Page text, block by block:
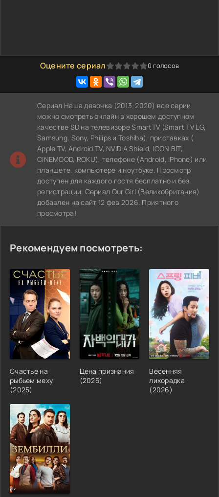
Оцените сериал
1 2 3 4 5 0 голосов
Сериал Наша девочка (2013-2020) все серии
можно смотреть онлайн в хорошем доступном
качестве SD на телевизоре SmartTV (Smart TV LG,
Samsung, Sony, Philips и Toshiba), приставках (
Apple TV, Android TV, NVIDIA Shield, ICON BIT,
CINEMOOD, ROKU), телефоне (Android, iPhone) или
планшете, компьютере и ноутбуке. Просмотр
доступен для каждого гостя бесплатно и без
регистрации. Сериал Our Girl (Великобритания)
добавлен на сайт 12 фев 2026. Приятного
просмотра!
Рекомендуем посмотреть:
Счастье на
рыбьем меху
(2025)
Цена признания
(2025)
Весенняя
лихорадка
(2026)